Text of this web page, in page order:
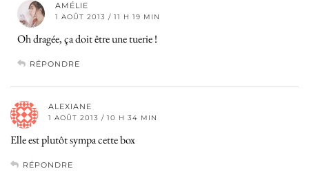
AMÉLIE
1 AOÛT 2013 / 11 H 19 MIN
Oh dragée, ça doit être une tuerie !
RÉPONDRE
ALEXIANE
1 AOÛT 2013 / 10 H 34 MIN
Elle est plutôt sympa cette box
RÉPONDRE